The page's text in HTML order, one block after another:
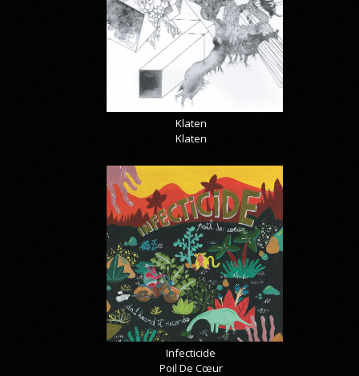
Klaten
Klaten
Infecticide
Poil De Cœur